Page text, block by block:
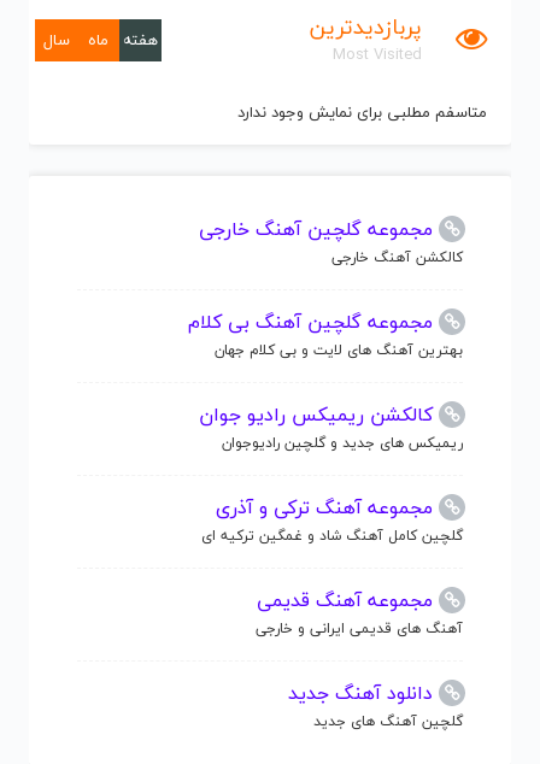
پربازدیدترین
Most Visited
هفته ماه سال
متاسفم مطلبی برای نمایش وجود ندارد
مجموعه گلچین آهنگ خارجی
کالکشن آهنگ خارجی
مجموعه گلچین آهنگ بی کلام
بهترین آهنگ های لایت و بی کلام جهان
کالکشن ریمیکس رادیو جوان
ریمیکس های جدید و گلچین رادیوجوان
مجموعه آهنگ ترکی و آذری
گلچین کامل آهنگ شاد و غمگین ترکیه ای
مجموعه آهنگ قدیمی
آهنگ های قدیمی ایرانی و خارجی
دانلود آهنگ جدید
گلچین آهنگ های جدید